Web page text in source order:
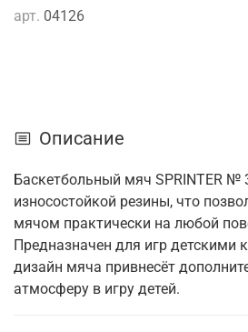
арт. 04126
Описание
Баскетбольный мяч SPRINTER №
износостойкой резины, что
мячом практически на любой
Предназначен для игр детскими
дизайн мяча привнесёт
атмосферу в игру детей.